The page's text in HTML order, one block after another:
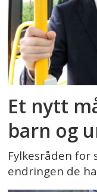
Et nytt
barn og
Fylkesråden for
endringen de